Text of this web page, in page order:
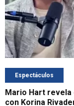
Espectáculos
Mario Hart
con Korina